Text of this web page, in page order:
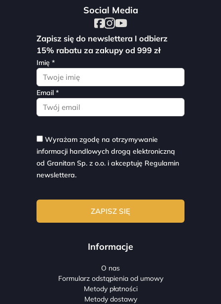
Social Media
Zapisz się do newslettera I odbierz
15% rabatu za zakupy od 999 zł
Imię *
Email *
Wyrażam zgodę na otrzymywanie
informacji handlowych drogą elektroniczną
od Granitan Sp. z o.o. i akceptuję Regulamin
newslettera.
Informacje
O nas
Formularz odstąpienia od umowy
Metody płatności
Metody dostawy